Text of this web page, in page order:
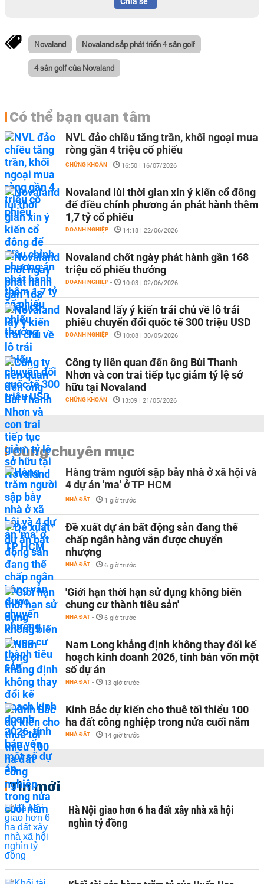
Novaland Novaland sắp phát triển 4 sân golf
4 sân golf của Novaland
Có thể bạn quan tâm
NVL đảo chiều tăng trần, khối ngoại mua
ròng gần 4 triệu cổ phiếu
CHỨNG KHOÁN - 16:50 | 16/07/2026
Novaland lùi thời gian xin ý kiến cổ đông
để điều chỉnh phương án phát hành thêm
1,7 tỷ cổ phiếu
DOANH NGHIỆP - 14:18 | 22/06/2026
Novaland chốt ngày phát hành gần 168
triệu cổ phiếu thưởng
DOANH NGHIỆP - 10:03 | 02/06/2026
Novaland lấy ý kiến trái chủ về lô trái
phiếu chuyển đổi quốc tế 300 triệu USD
DOANH NGHIỆP - 10:08 | 30/05/2026
Công ty liên quan đến ông Bùi Thanh
Nhơn và con trai tiếp tục giảm tỷ lệ sở
hữu tại Novaland
CHỨNG KHOÁN - 13:09 | 21/05/2026
Cùng chuyên mục
Hàng trăm người sập bẫy nhà ở xã hội và
4 dự án 'ma' ở TP HCM
NHÀ ĐẤT - 1 giờ trước
Đề xuất dự án bất động sản đang thế
chấp ngân hàng vẫn được chuyển
nhượng
NHÀ ĐẤT - 6 giờ trước
'Giới hạn thời hạn sử dụng không biến
chung cư thành tiêu sản'
NHÀ ĐẤT - 6 giờ trước
Nam Long khẳng định không thay đổi kế
hoạch kinh doanh 2026, tính bán vốn một
số dự án
NHÀ ĐẤT - 13 giờ trước
Kinh Bắc dự kiến cho thuê tối thiểu 100
ha đất công nghiệp trong nửa cuối năm
NHÀ ĐẤT - 14 giờ trước
Tin mới
Hà Nội giao hơn 6 ha đất xây nhà xã hội
nghìn tỷ đồng